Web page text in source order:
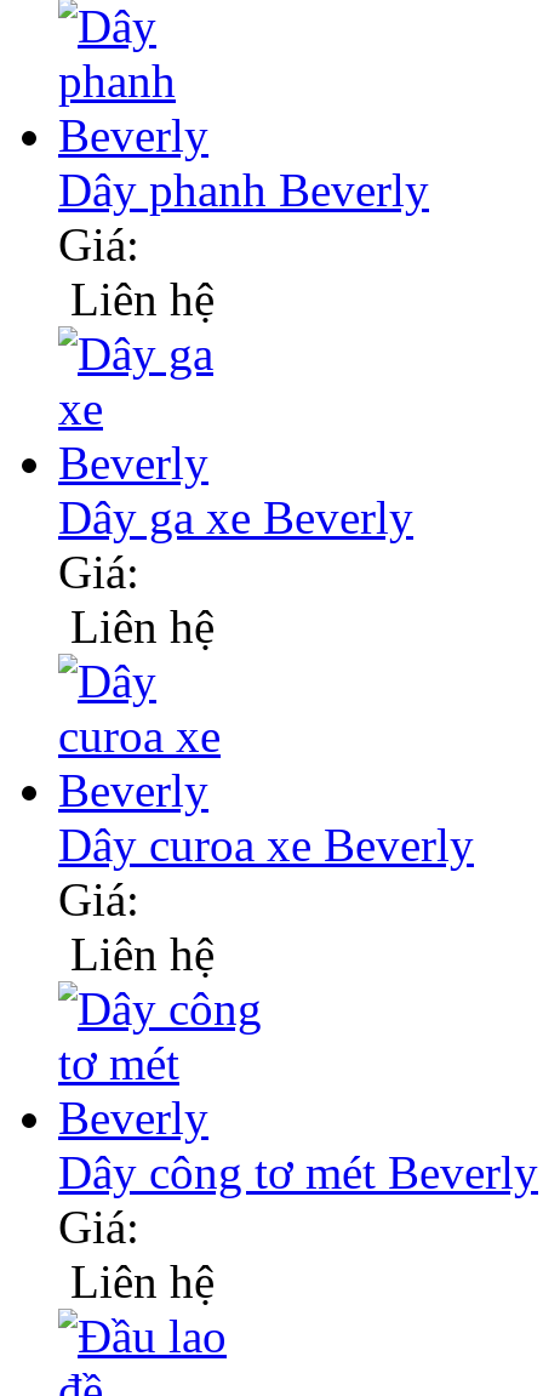
Dây phanh Beverly
Giá:
Liên hệ
Dây ga xe Beverly
Giá:
Liên hệ
Dây curoa xe Beverly
Giá:
Liên hệ
Dây công tơ mét Beverly
Giá:
Liên hệ